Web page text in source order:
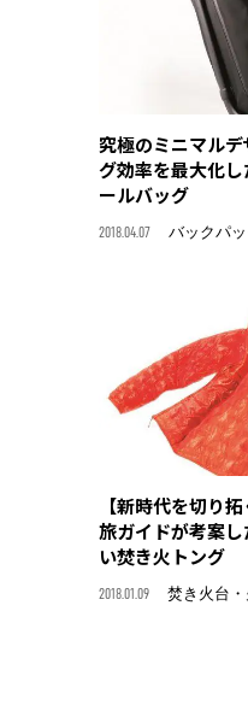
究極のミニマル
グ効率を最大化
ールバッグ
2018.04.07 バックパ
【新時代を切り
旅ガイドが考案
い焚き火トング
2018.01.09 焚き火台